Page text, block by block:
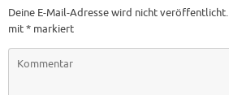
Deine E-Mail-Adresse wird nicht veröffentlicht.
mit* markiert